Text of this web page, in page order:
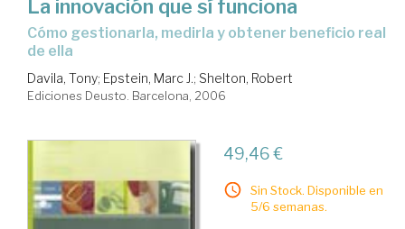
La innovación que sí funciona
cómo gestionarla, medirla y obtener beneficio real
de ella
Davila, Tony; Epstein, Marc J.; Shelton, Robert
Ediciones Deusto. Barcelona, 2006
49,46 €
Sin Stock. Disponible en
5/6 semanas.